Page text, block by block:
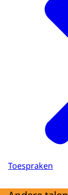
Toespraken